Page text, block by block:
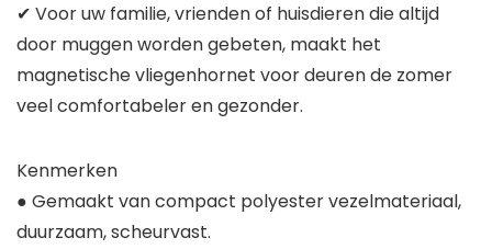
✔ Voor uw familie, vrienden of huisdieren die altijd
door muggen worden gebeten, maakt het
magnetische vliegenhornet voor deuren de zomer
veel comfortabeler en gezonder.
Kenmerken
● Gemaakt van compact polyester vezelmateriaal,
duurzaam, scheurvast.